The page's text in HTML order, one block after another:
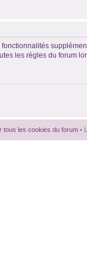
les règles du forum
tous les cookies du forum •